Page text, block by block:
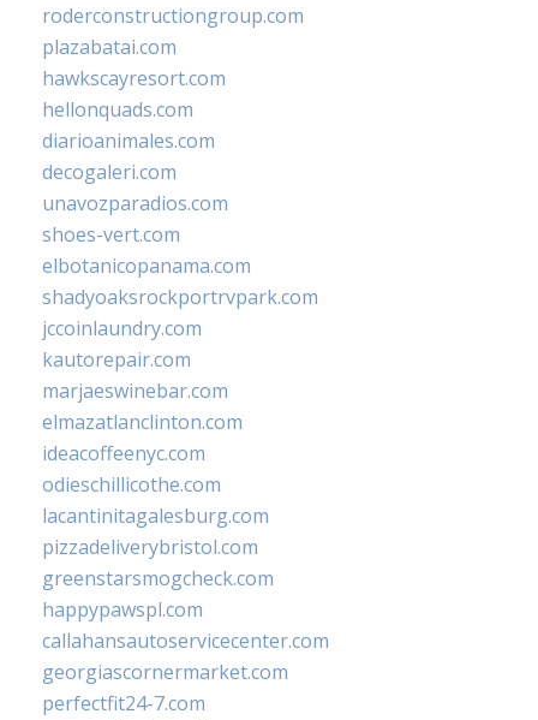
roderconstructiongroup.com
plazabatai.com
hawkscayresort.com
hellonquads.com
diarioanimales.com
decogaleri.com
unavozparadios.com
shoes-vert.com
elbotanicopanama.com
shadyoaksrockportrvpark.com
jccoinlaundry.com
kautorepair.com
marjaeswinebar.com
elmazatlanclinton.com
ideacoffeenyc.com
odieschillicothe.com
lacantinitagalesburg.com
pizzadeliverybristol.com
greenstarsmogcheck.com
happypawspl.com
callahansautoservicecenter.com
georgiascornermarket.com
perfectfit24-7.com